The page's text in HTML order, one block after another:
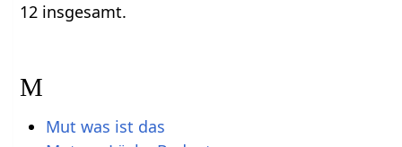
12 insgesamt.
M
Mut was ist das